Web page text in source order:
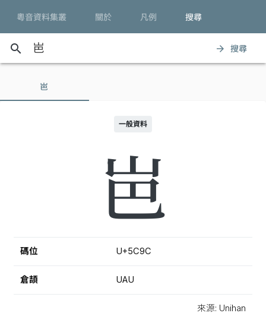
粵音資料集叢 關於 凡例 搜尋
search arrow_forward 搜尋
岜
一般資料
岜
碼位 U+5C9C
倉頡 UAU
來源: Unihan